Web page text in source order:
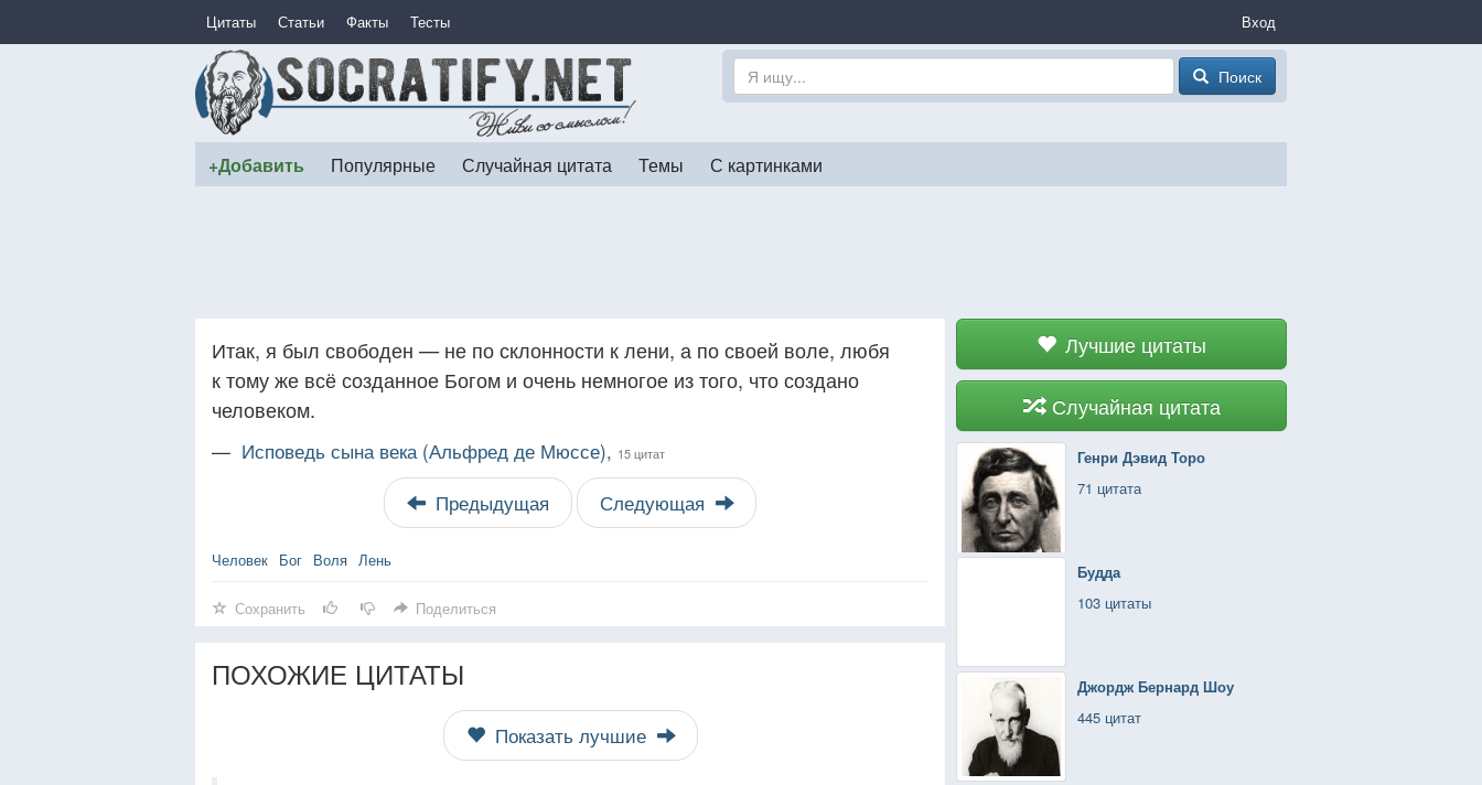
Цитаты Статьи Факты Тесты Вход
Поиск
+Добавить Популярные Случайная цитата Темы С картинками
Лучшие цитаты
Случайная цитата
Генри Дэвид Торо
71 цитата
Будда
103 цитаты
Джордж Бернард Шоу
445 цитат
Итак, я был свободен — не по склонности к лени, а по своей воле, любя
к тому же всё созданное Богом и очень немногое из того, что создано
человеком.
— Исповедь сына века (Альфред де Мюссе), 15 цитат
Предыдущая Следующая
Человек Бог Воля Лень
Сохранить Поделиться
ПОХОЖИЕ ЦИТАТЫ
Показать лучшие